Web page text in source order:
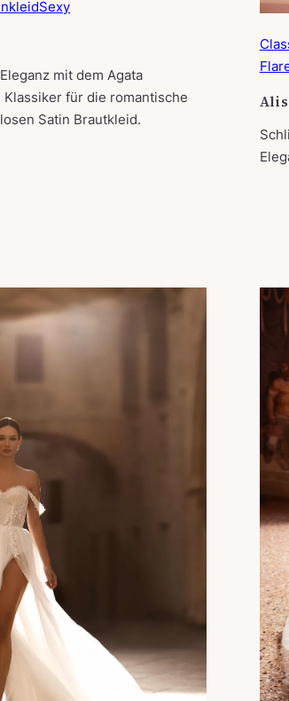
Sexy
mit dem Agata
Klassiker für die romantische
Satin Brautkleid.